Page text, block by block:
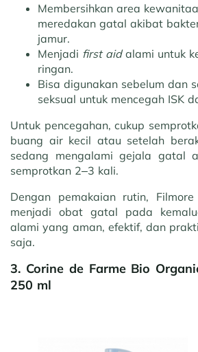
Membersihkan area
meredakan gatal akibat
jamur.
Menjadi first aidalami untuk
ringan.
Bisa digunakan sebelum dan
seksual untuk mencegah ISK
Untuk pencegahan, cukup
buang air kecil atau setelah
sedang mengalami gejala gatal
semprotkan 2–3 kali.
Dengan pemakaian rutin,
menjadi obat gatal pada
alami yang aman, efektif, dan
saja.
3. Corine de Farme Bio
250 ml